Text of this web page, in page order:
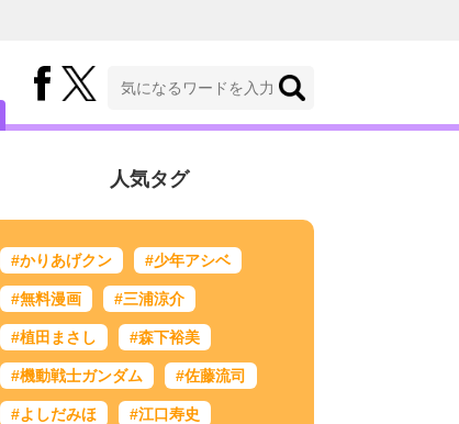
人気タグ
#かりあげクン #少年アシベ
#無料漫画 #三浦涼介
#植田まさし #森下裕美
#機動戦士ガンダム #佐藤流司
#よしだみほ #江口寿史